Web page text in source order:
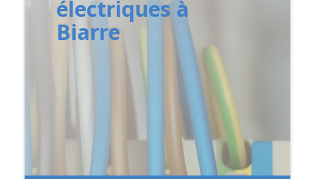
électriques à
Biarre